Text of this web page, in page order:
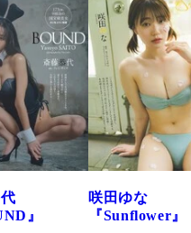
『Sunflower』
だま